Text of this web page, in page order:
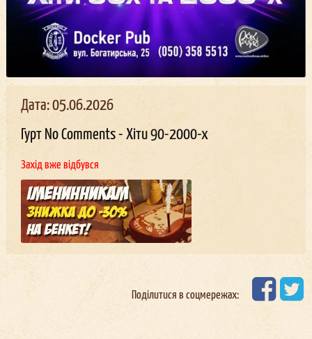
Дата: 05.06.2026
Гурт No Comments - Хіти 90-2000-х
Захід вже відбувся
Поділитися в соцмережах: